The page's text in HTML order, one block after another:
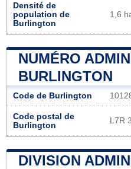
Densité de
population de
Burlington
1,6
NUMÉRO
BURLINGTON
Code de Burlington
Code postal de
Burlington
L7R
DIVISION